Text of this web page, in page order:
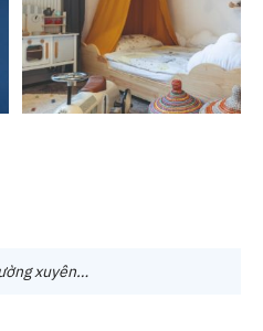
xuyên…